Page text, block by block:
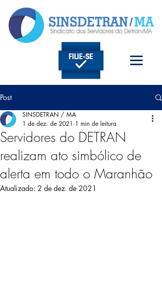
Post
Servidores do DETRAN
realizam ato simbólico de
alerta em todo o Maranhão
SINSDETRAN / MA
1 de dez. de 2021 1 min de leitura
Atualizado: 2 de dez. de 2021